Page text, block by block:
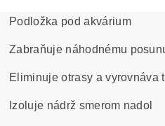
Podložka pod akvárium
Zabraňuje náhodnému
Eliminuje otrasy a vyrovnáva
Izoluje nádrž smerom nadol